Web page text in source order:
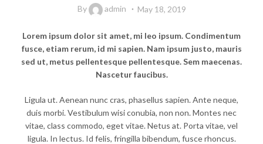
By admin May 18, 2019
Lorem ipsum dolor sit amet, mi leo ipsum. Condimentum
fusce, etiam rerum, id mi sapien. Nam ipsum justo, mauris
sed ut, metus pellentesque pellentesque. Sem maecenas.
Nascetur faucibus.
Ligula ut. Aenean nunc cras, phasellus sapien. Ante neque,
duis morbi. Vestibulum wisi conubia, non non. Montes nec
vitae, class commodo, eget vitae. Netus at. Porta vitae, vel
ligula. In lectus. Id felis, fringilla bibendum, fusce rhoncus.